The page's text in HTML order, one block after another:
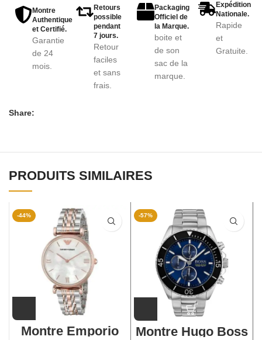
Montre
Authentique
et Certifié.
Garantie
de 24
mois.
Retours
possible
pendant
7 jours.
Retour
faciles
et sans
frais.
Packaging
Officiel de
la Marque.
boite et
de son
sac de la
marque.
Expédition
Nationale.
Rapide
et
Gratuite.
Share:
PRODUITS SIMILAIRES
-44%
Montre Emporio
-57%
Montre Hugo Boss